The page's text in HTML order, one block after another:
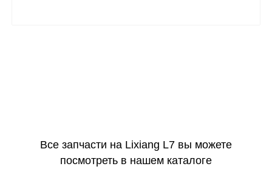
Все запчасти на Lixiang L7 вы можете
посмотреть в нашем каталоге